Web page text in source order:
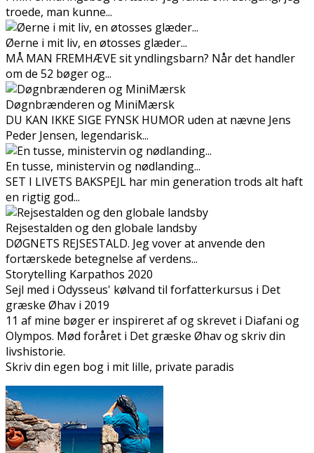
troede, man kunne...
Øerne i mit liv, en øtosses glæder...
MÅ MAN FREMHÆVE sit yndlingsbarn? Når det handler
om de 52 bøger og...
Døgnbrænderen og MiniMærsk
DU KAN IKKE SIGE FYNSK HUMOR uden at nævne Jens
Peder Jensen, legendarisk...
En tusse, ministervin og nødlanding...
SET I LIVETS BAKSPEJL har min generation trods alt haft
en rigtig god...
Rejsestalden og den globale landsby
DØGNETS REJSESTALD. Jeg vover at anvende den
fortærskede betegnelse af verdens...
Storytelling Karpathos 2020
Sejl med i Odysseus' kølvand til forfatterkursus i Det
græske Øhav i 2019
11 af mine bøger er inspireret af og skrevet i Diafani og
Olympos. Mød foråret i Det græske Øhav og skriv din
livshistorie.
Skriv din egen bog i mit lille, private paradis